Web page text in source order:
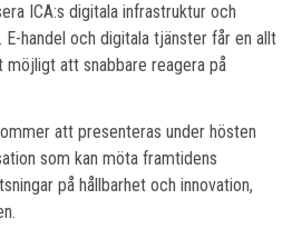
ICA:s digitala infrastruktur och
handel och digitala tjänster får en allt
möjligt att snabbare reagera på
att presenteras under hösten
som kan möta framtidens
på hållbarhet och innovation,